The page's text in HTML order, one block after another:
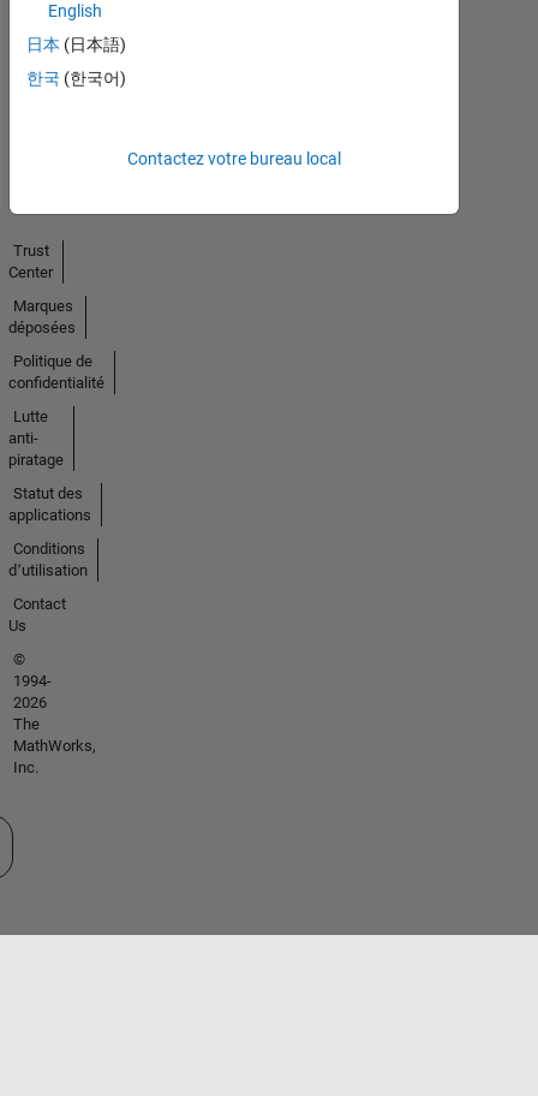
Endorsements
received
English
日本 (日本語)
한국 (한국어)
Contactez votre bureau local
Trust
Center
Marques
déposées
Politique de
confidentialité
Lutte
anti-
piratage
Statut des
applications
Conditions
d՚utilisation
Contact
Us
©
1994-
2026
The
MathWorks,
Inc.
un site web